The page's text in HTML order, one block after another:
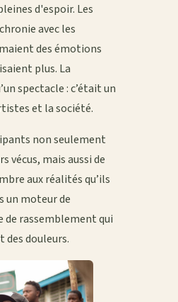
d'espoir. Les
avec les
des émotions
plus. La
spectacle : c’était un
et la société.
non seulement
vécus, mais aussi de
aux réalités qu’ils
un moteur de
de rassemblement qui
des douleurs.